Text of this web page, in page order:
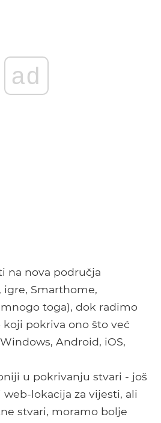
ad
na nova područja
igre, Smarthome,
toga), dok radimo
pokriva ono što već
Android, iOS,
u pokrivanju stvari - još
lokacija za vijesti, ali
stvari, moramo bolje